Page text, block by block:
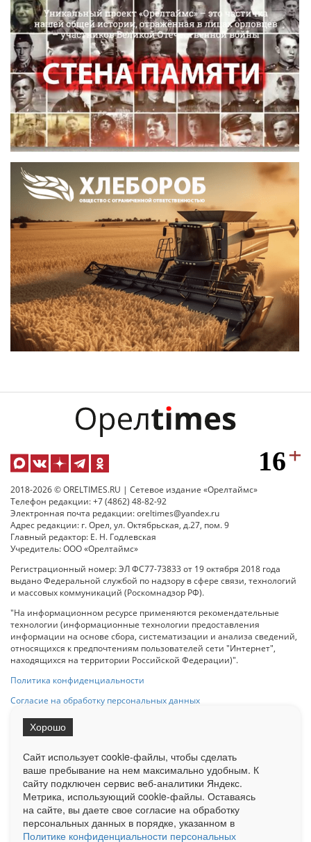
2018-2026 © ORELTIMES.RU | Сетевое издание «Орелтаймс»
Телефон редакции: +7 (4862) 48-82-92
Электронная почта редакции: oreltimes@yandex.ru
Адрес редакции: г. Орел, ул. Октябрьская, д.27, пом. 9
Главный редактор: Е. Н. Годлевская
Учредитель: ООО «Орелтаймс»
Регистрационный номер: ЭЛ ФС77-73833 от 19 октября 2018 года
выдано Федеральной службой по надзору в сфере связи, технологий
и массовых коммуникаций (Роскомнадзор РФ).
"На информационном ресурсе применяются рекомендательные
технологии (информационные технологии предоставления
информации на основе сбора, систематизации и анализа сведений,
относящихся к предпочтениям пользователей сети "Интернет",
находящихся на территории Российской Федерации)".
Политика конфиденциальности
Согласие на обработку персональных данных
на Сетевое издание «ОрелТаймс» обязательна.
Ограниченная статистика посещаемости доступна на сайте
Liveinternet.ru . Подробная статистика для рекламодателей по запросу
у менеджера.
Реклама Документы О нас Контакты
Сайт использует cookie-файлы, чтобы сделать
ваше пребывание на нем максимально удобным. К
cайту подключен сервис веб-аналитики Яндекс.
Метрика, использующий cookie-файлы. Оставаясь
на сайте, вы даете свое согласие на обработку
персональных данных в порядке, указанном в
Политике конфиденциальности персональных
Хорошо